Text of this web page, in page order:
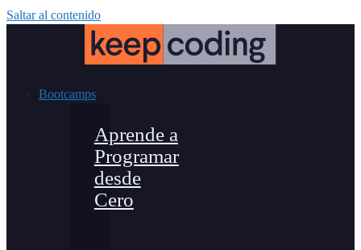
Saltar al contenido
Bootcamps
Aprende a
Programar
desde
Cero